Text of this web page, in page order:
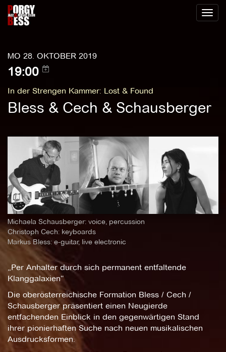
Toggle
MO 28. OKTOBER 2019
19:00
In der Strengen Kammer: Lost & Found
Bless & Cech & Schausberger
Michaela Schausberger: voice, percussion
Christoph Cech: keyboards
Markus Bless: e-guitar, live electronic
„Per Anhalter durch sich permanent entfaltende
Klanggalaxien“
Die oberösterreichische Formation Bless / Cech /
Schausberger präsentiert einen Neugierde
entfachenden Einblick in den gegenwärtigen Stand
ihrer pionierhaften Suche nach neuen musikalischen
Ausdrucksformen.